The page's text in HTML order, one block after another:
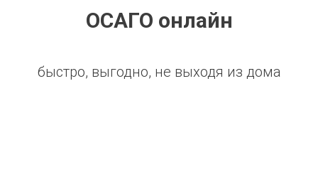
ОСАГО онлайн
быстро, выгодно, не выходя из дома